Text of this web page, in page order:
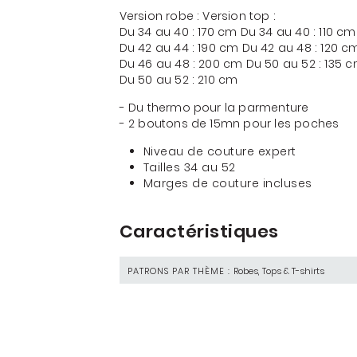
Version robe : Version top :
Du 34 au 40 : 170 cm Du 34 au 40 : 110 cm
Du 42 au 44 : 190 cm Du 42 au 48 : 120
Du 46 au 48 : 200 cm Du 50 au 52 : 135
Du 50 au 52 : 210 cm
- Du thermo pour la parmenture
- 2 boutons de 15mn pour les poches
Niveau de couture expert
Tailles 34 au 52
Marges de couture incluses
Caractéristiques
PATRONS PAR THÈME : Robes, Tops & T-shirts